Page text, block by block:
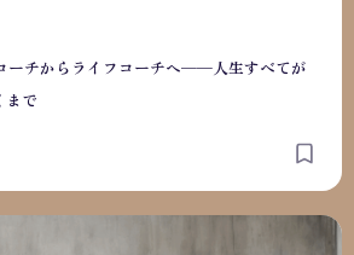
ーチからライフコーチへ──人生すべてが
まで
。比べずに自分らしく進むために